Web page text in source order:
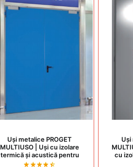
Uși metalice PROGET
MULTIUSO | Uși cu izolare
termică și acustică pentru
interior și exterior
Uși
cu